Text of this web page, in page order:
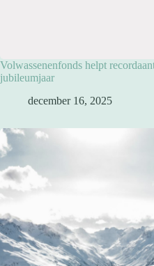
Volwassenenfonds helpt
jubileumjaar
december 16, 2025